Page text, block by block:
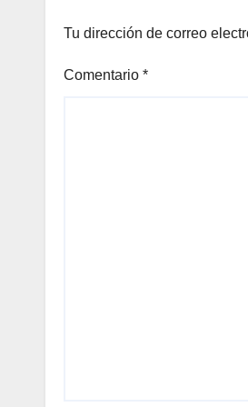
Tu dirección de correo
Comentario *